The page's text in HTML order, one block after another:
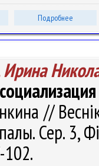
Подробнее
//
Сер. 3,